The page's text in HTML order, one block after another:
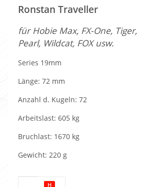
Ronstan Traveller
für Hobie Max, FX-One, Tiger,
Pearl, Wildcat, FOX usw.
Series 19mm
Länge: 72 mm
Anzahl d. Kugeln: 72
Arbeitslast: 605 kg
Bruchlast: 1670 kg
Gewicht: 220 g
H